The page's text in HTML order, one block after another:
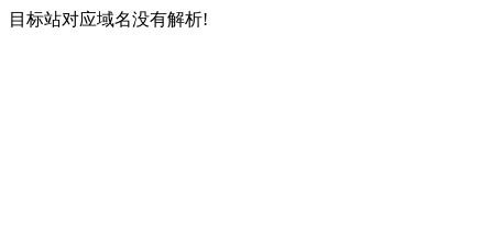
目标站对应域名没有解析!